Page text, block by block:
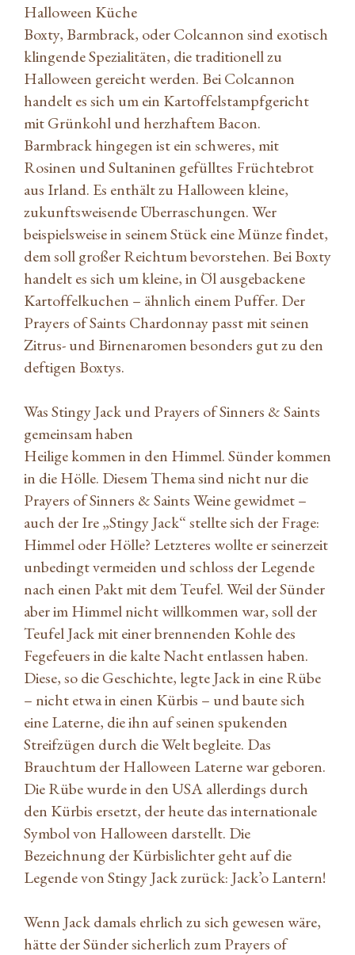
Halloween Küche
Boxty, Barmbrack, oder Colcannon sind exotisch
klingende Spezialitäten, die traditionell zu
Halloween gereicht werden. Bei Colcannon
handelt es sich um ein Kartoffelstampfgericht
mit Grünkohl und herzhaftem Bacon.
Barmbrack hingegen ist ein schweres, mit
Rosinen und Sultaninen gefülltes Früchtebrot
aus Irland. Es enthält zu Halloween kleine,
zukunftsweisende Überraschungen. Wer
beispielsweise in seinem Stück eine Münze findet,
dem soll großer Reichtum bevorstehen. Bei Boxty
handelt es sich um kleine, in Öl ausgebackene
Kartoffelkuchen – ähnlich einem Puffer. Der
Prayers of Saints Chardonnay passt mit seinen
Zitrus- und Birnenaromen besonders gut zu den
deftigen Boxtys.
Was Stingy Jack und Prayers of Sinners & Saints
gemeinsam haben
Heilige kommen in den Himmel. Sünder kommen
in die Hölle. Diesem Thema sind nicht nur die
Prayers of Sinners & Saints Weine gewidmet –
auch der Ire „Stingy Jack“ stellte sich der Frage:
Himmel oder Hölle? Letzteres wollte er seinerzeit
unbedingt vermeiden und schloss der Legende
nach einen Pakt mit dem Teufel. Weil der Sünder
aber im Himmel nicht willkommen war, soll der
Teufel Jack mit einer brennenden Kohle des
Fegefeuers in die kalte Nacht entlassen haben.
Diese, so die Geschichte, legte Jack in eine Rübe
– nicht etwa in einen Kürbis – und baute sich
eine Laterne, die ihn auf seinen spukenden
Streifzügen durch die Welt begleite. Das
Brauchtum der Halloween Laterne war geboren.
Die Rübe wurde in den USA allerdings durch
den Kürbis ersetzt, der heute das internationale
Symbol von Halloween darstellt. Die
Bezeichnung der Kürbislichter geht auf die
Legende von Stingy Jack zurück: Jack’o Lantern!
Wenn Jack damals ehrlich zu sich gewesen wäre,
hätte der Sünder sicherlich zum Prayers of